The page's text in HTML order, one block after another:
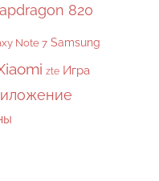
820
Note 7 Samsung
zte Игра